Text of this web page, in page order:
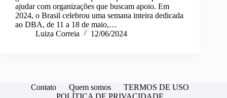
ajudar com organizações que buscam apoio. Em
2024, o Brasil celebrou uma semana inteira dedicada
ao DBA, de 11 a 18 de maio,…
Luiza Correia
12/06/2024
Contato Quem somos
TERMOS DE USO
POLÍTICA DE PRIVACIDADE